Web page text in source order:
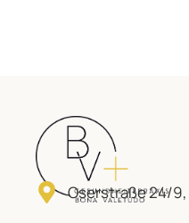
Oserstraße 24/